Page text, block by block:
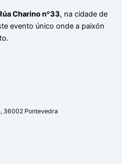
Charino nº33, na cidade de
evento único onde a paixón
36002 Pontevedra